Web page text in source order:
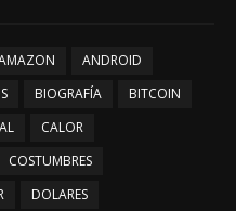
ANDROID
BIOGRAFÍA
BITCOIN
CALOR
COSTUMBRES
DOLARES